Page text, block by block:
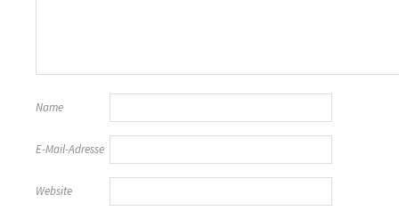
Name
E-Mail-Adresse
Website